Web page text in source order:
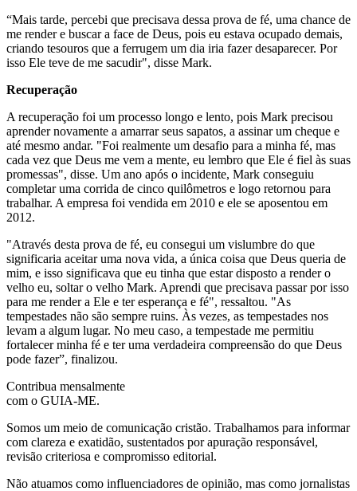
“Mais tarde, percebi que precisava dessa prova de fé, uma chance de
me render e buscar a face de Deus, pois eu estava ocupado demais,
criando tesouros que a ferrugem um dia iria fazer desaparecer. Por
isso Ele teve de me sacudir", disse Mark.
Recuperação
A recuperação foi um processo longo e lento, pois Mark precisou
aprender novamente a amarrar seus sapatos, a assinar um cheque e
até mesmo andar. "Foi realmente um desafio para a minha fé, mas
cada vez que Deus me vem a mente, eu lembro que Ele é fiel às suas
promessas", disse. Um ano após o incidente, Mark conseguiu
completar uma corrida de cinco quilômetros e logo retornou para
trabalhar. A empresa foi vendida em 2010 e ele se aposentou em
2012.
"Através desta prova de fé, eu consegui um vislumbre do que
significaria aceitar uma nova vida, a única coisa que Deus queria de
mim, e isso significava que eu tinha que estar disposto a render o
velho eu, soltar o velho Mark. Aprendi que precisava passar por isso
para me render a Ele e ter esperança e fé", ressaltou. "As
tempestades não são sempre ruins. Às vezes, as tempestades nos
levam a algum lugar. No meu caso, a tempestade me permitiu
fortalecer minha fé e ter uma verdadeira compreensão do que Deus
pode fazer”, finalizou.
Contribua mensalmente
com o GUIA-ME.
Somos um meio de comunicação cristão. Trabalhamos para informar
com clareza e exatidão, sustentados por apuração responsável,
revisão criteriosa e compromisso editorial.
Não atuamos como influenciadores de opinião, mas como jornalistas